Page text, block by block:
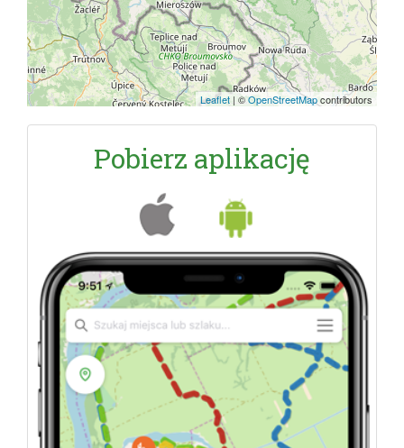
Leaflet | ©OpenStreetMapcontributors
Pobierz aplikację